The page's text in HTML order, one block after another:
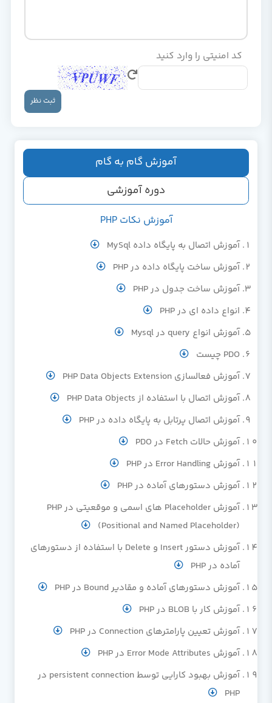
آموزش گام به گام
دوره آموزشی
آموزش نکات PHP
آموزش اتصال به پایگاه داده MySql
آموزش ساخت پایگاه داده در PHP
آموزش ساخت جدول در PHP
انواع داده ای در PHP
آموزش انواع query در Mysql
PDO چیست
آموزش فعالسازی PHP Data Objects Extension
آموزش اتصال با استفاده از PHP Data Objects
آموزش اتصال پرتابل به پایگاه داده در PHP
آموزش حالات Fetch در PDO
آموزش Error Handling در PHP
آموزش دستورهای آماده در PHP
آموزش Placeholder های اسمی و موقعیتی در PHP
(Positional and Named Placeholder)
آموزش دستور Insert و Delete با استفاده از دستورهای
آماده در PHP
آموزش دستورهای آماده و مقادیر Bound در PHP
آموزش کار با BLOB در PHP
آموزش تعیین پارامترهای Connection در PHP
آموزش Error Mode Attributes در PHP
آموزش بهبود کارایی توسط persistent connection در
PHP
کد امنیتی را وارد کنید
ثبت نظر